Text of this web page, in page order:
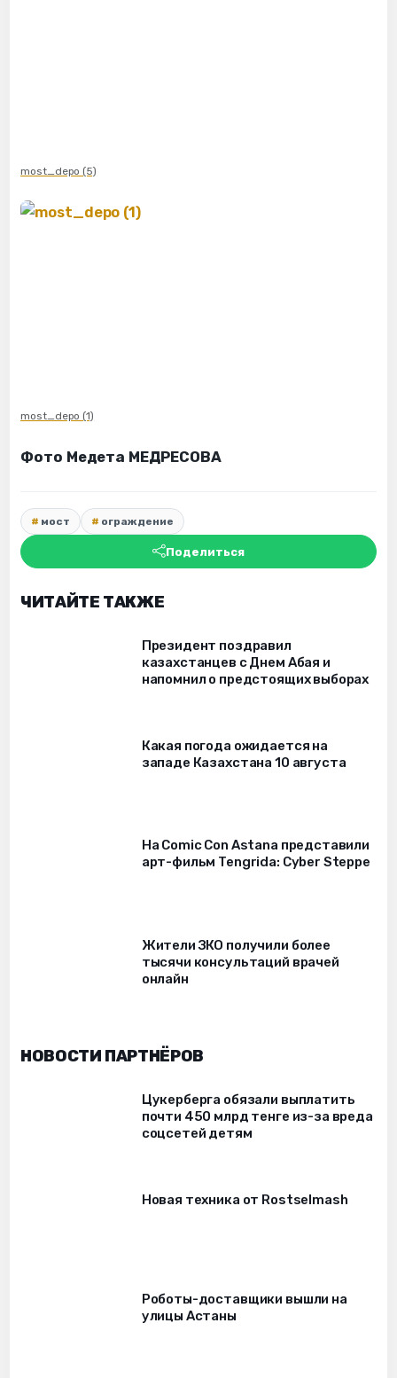
most_depo (5)
most_depo (1)
Фото Медета МЕДРЕСОВА
мост ограждение
Поделиться
ЧИТАЙТЕ ТАКЖЕ
Президент поздравил
казахстанцев с Днем Абая и
напомнил о предстоящих выборах
Какая погода ожидается на
западе Казахстана 10 августа
На Comic Con Astana представили
арт-фильм Tengrida: Cyber Steppe
Жители ЗКО получили более
тысячи консультаций врачей
онлайн
НОВОСТИ ПАРТНЁРОВ
Цукерберга обязали выплатить
почти 450 млрд тенге из-за вреда
соцсетей детям
Новая техника от Rostselmash
Роботы-доставщики вышли на
улицы Астаны